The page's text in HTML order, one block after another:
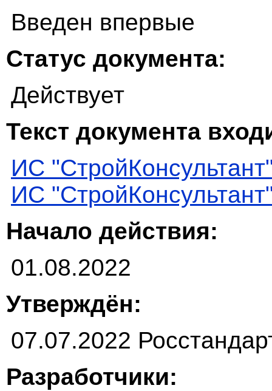
Введен впервые
Статус документа:
Действует
Текст документа
ИС
ИС
Начало действия:
01.08.2022
Утверждён:
07.07.2022
Разработчики: